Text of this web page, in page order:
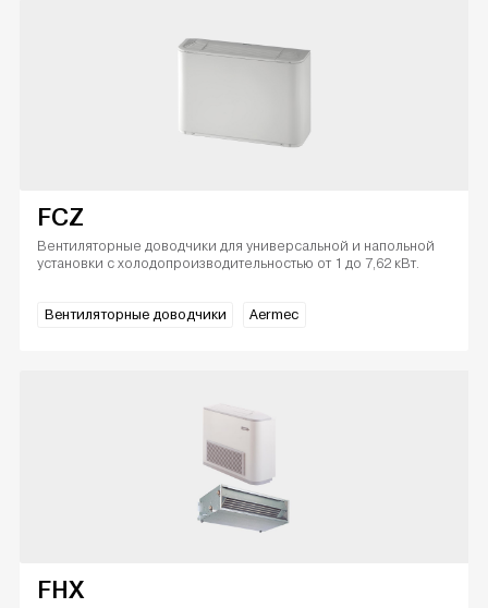
FCZ
Вентиляторные доводчики для универсальной и напольной
установки с холодопроизводительностью от 1 до 7,62 кВт.
Вентиляторные доводчики Aermec
FHX